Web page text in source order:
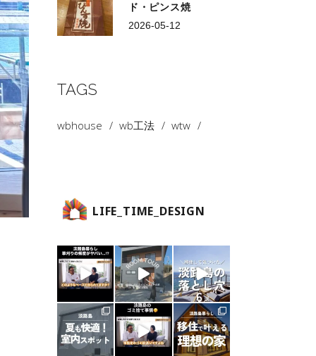
ド・ピンス焼
2026-05-12
TAGS
wbhouse wb工法 wtw
LIFE_TIME_DESIGN